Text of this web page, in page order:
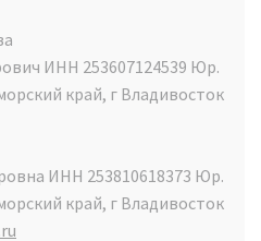
ИНН 253607124539 Юр.
край, г Владивосток
ИНН 253810618373 Юр.
край, г Владивосток